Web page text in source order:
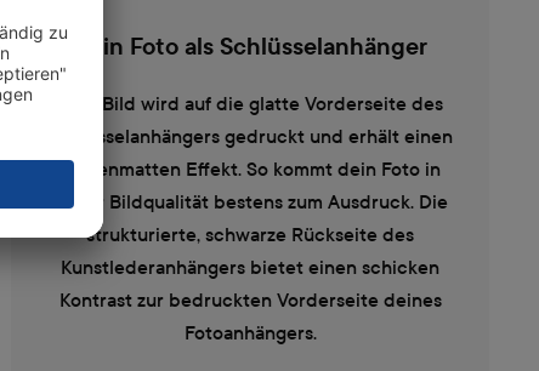
Dein Foto als Schlüsselanhänger
Dein Bild wird auf die glatte Vorderseite des
Schlüsselanhängers gedruckt und erhält einen
seidenmatten Effekt. So kommt dein Foto in
hoher Bildqualität bestens zum Ausdruck. Die
strukturierte, schwarze Rückseite des
Kunstlederanhängers bietet einen schicken
Kontrast zur bedruckten Vorderseite deines
Fotoanhängers.